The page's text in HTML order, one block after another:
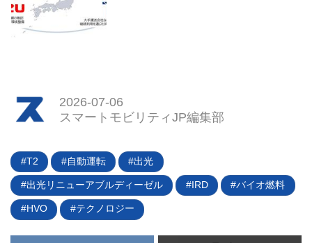
2026-07-06
スマートモビリティJP編集部
T2 自動運転 出光
出光リニューアブルディーゼル IRD バイオ燃料
HVO テクノロジー